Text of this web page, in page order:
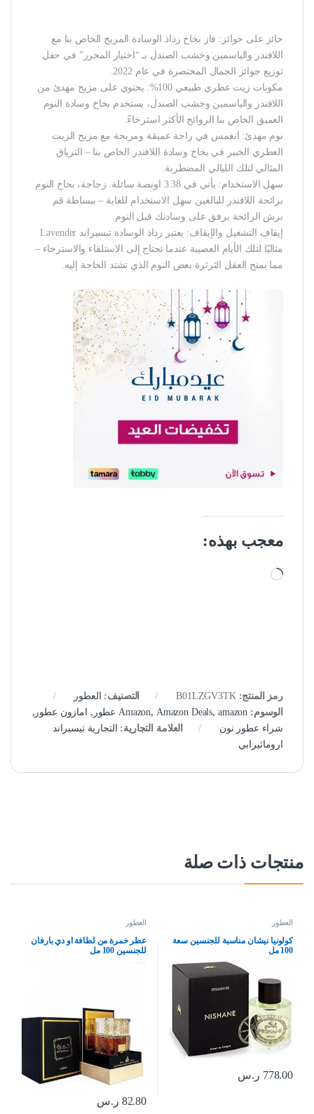
حائز على جوائز: فاز بخاخ رذاذ الوسادة المريح الخاص بنا مع
اللافندر والياسمين وخشب الصندل بـ “اختيار المحرر” في حفل
توزيع جوائز الجمال المختصرة في عام 2022.
مكونات زيت عطري طبيعي 100%: يحتوي على مزيج مهدئ من
اللافندر والياسمين وخشب الصندل، يستخدم بخاخ وسادة النوم
العميق الخاص بنا الروائح الأكثر استرخاءً.
نوم مهدئ: انغمس في راحة عميقة ومريحة مع مزيج الزيت
العطري الخبير في بخاخ وسادة اللافندر الخاص بنا – الترياق
المثالي لتلك الليالي المضطربة.
سهل الاستخدام: يأتي في 3.38 اونصة سائلة. زجاجة، بخاخ النوم
برائحة اللافندر للبالغين سهل الاستخدام للغاية – ببساطة قم
برش الرائحة برفق على وسادتك قبل النوم.
إيقاف التشغيل والإيقاف: يعتبر رذاذ الوسادة تيسيراند Lavender
مثاليًا لتلك الأيام العصيبة عندما تحتاج إلى الاستلقاء والاسترخاء –
مما يمنح العقل الثرثرة بعض النوم الذي تشتد الحاجة إليه.
معجب بهذه:
جاري التحميل…
رمز المنتج:B01LZGV3TK التصنيف: العطور
الوسوم:
Amazon, Amazon Deals, amazon عطور , امازون عطور ,
شراء عطور نون
العلامة التجارية: التجارية تيسيراند
اروماثيرابي
منتجات ذات صلة
العطور
كولونيا نيشان مناسبة للجنسين سعة
100 مل
778.00 ر.س
العطور
عطر خمرة من لطافة او دي بارفان
للجنسين 100 مل
82.80 ر.س